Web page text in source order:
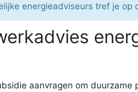
energieadviseurs tref je
aanvragen om